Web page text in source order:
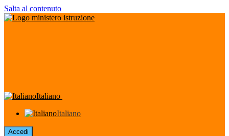
Salta al contenuto
Italiano
Italiano
Accedi